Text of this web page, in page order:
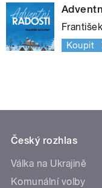
Koupit
Český rozhlas
Válka na Ukrajině
Komunální volby